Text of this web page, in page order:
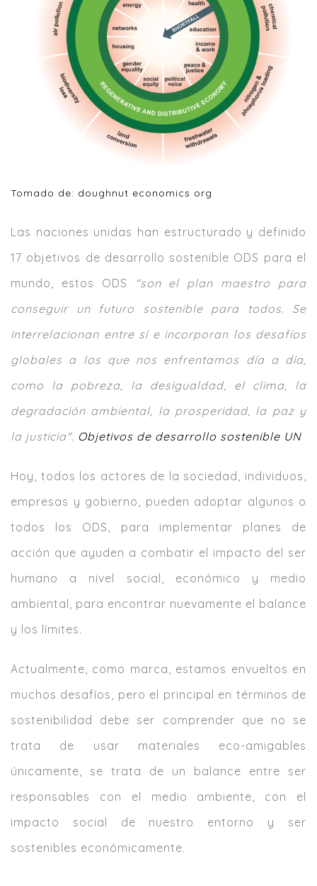
Tomado de: doughnut economics org
Las naciones unidas han estructurado y definido
17 objetivos de desarrollo sostenible ODS para el
mundo, estos ODS
"son el plan maestro para
conseguir un futuro sostenible para todos. Se
interrelacionan entre sí e incorporan los desafíos
globales a los que nos enfrentamos día a día,
como la pobreza, la desigualdad, el clima, la
degradación ambiental, la prosperidad, la paz y
la justicia". Objetivos de desarrollo sostenible UN
Hoy, todos los actores de la sociedad, individuos,
empresas y gobierno, pueden adoptar algunos o
todos los ODS, para implementar planes de
acción que ayuden a combatir el impacto del ser
humano a nivel social, económico y medio
ambiental, para encontrar nuevamente el balance
y los límites.
Actualmente, como marca, estamos envueltos en
muchos desafíos, pero el principal en términos de
sostenibilidad debe ser comprender que no se
trata de usar materiales eco-amigables
únicamente, se trata de un balance entre ser
responsables con el medio ambiente, con el
impacto social de nuestro entorno y ser
sostenibles económicamente.